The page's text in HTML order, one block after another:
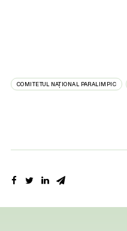
COMITETUL NAȚIONAL PARALIMPIC